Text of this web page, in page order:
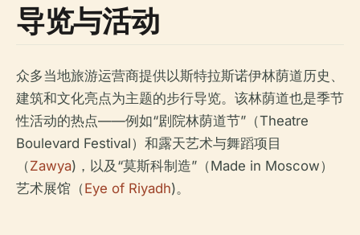
导览与活动
众多当地旅游运营商提供以斯特拉斯诺伊林荫道历史、
建筑和文化亮点为主题的步行导览。该林荫道也是季节
性活动的热点——例如“剧院林荫道节”（Theatre
Boulevard Festival）和露天艺术与舞蹈项目
（Zawya)，以及“莫斯科制造”（Made in Moscow）
艺术展馆（Eye of Riyadh)。